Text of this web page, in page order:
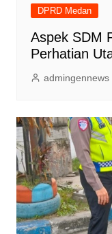
DPRD Medan
Aspek SDM
Perhatian
admingennews